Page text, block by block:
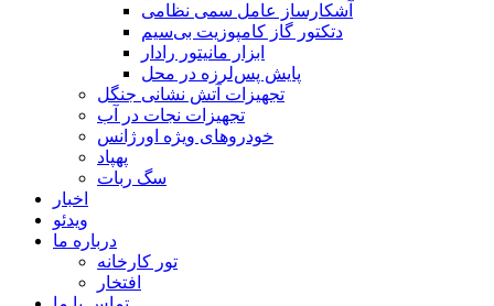
آشکارساز عامل سمی نظامی
دتکتور گاز کامپوزیت بی‌سیم
ابزار مانیتور رادار
پایش پس‌لرزه در محل
تجهیزات آتش نشانی جنگل
تجهیزات نجات در آب
خودروهای ویژه اورژانس
پهپاد
سگ ربات
اخبار
ویدئو
درباره ما
تور کارخانه
افتخار